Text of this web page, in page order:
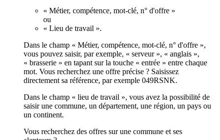
« Métier, compétence, mot-clé, n° d'offre »
ou
« Lieu de travail ».
Dans le champ « Métier, compétence, mot-clé, n° d'offre »,
vous pouvez saisir, par exemple, « serveur », « anglais »,
« brasserie » en tapant sur la touche « entrée » entre chaque
mot. Vous recherchez une offre précise ? Saisissez
directement sa référence, par exemple 049RSNK.
Dans le champ « lieu de travail », vous avez la possibilité de
saisir une commune, un département, une région, un pays ou
un continent.
Vous recherchez des offres sur une commune et ses